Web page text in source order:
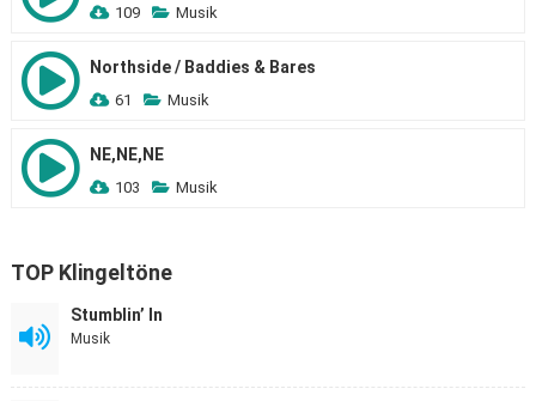
109 Musik
Northside / Baddies & Bares
61 Musik
NE,NE,NE
103 Musik
TOP Klingeltöne
Stumblin’ In
Musik